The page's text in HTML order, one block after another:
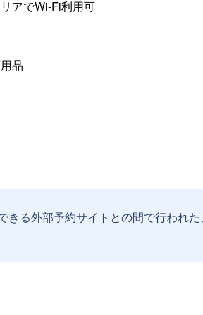
アでWi-Fi利用可
品
る外部予約サイトとの間で行われ